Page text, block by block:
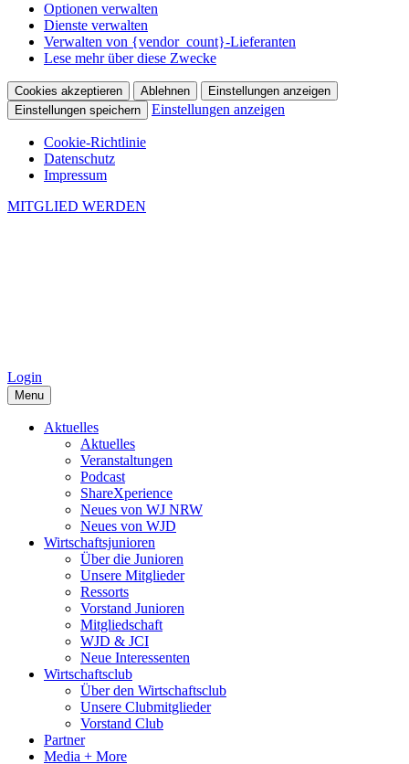
Optionen verwalten
Dienste verwalten
Verwalten von {vendor_count}-Lieferanten
Lese mehr über diese Zwecke
Cookies akzeptieren Ablehnen
Einstellungen anzeigen
Einstellungen speichern
Einstellungen anzeigen
Cookie-Richtlinie
Datenschutz
Impressum
MITGLIED WERDEN
Login
Menu
Aktuelles
Aktuelles
Veranstaltungen
Podcast
ShareXperience
Neues von WJ NRW
Neues von WJD
Wirtschaftsjunioren
Über die Junioren
Unsere Mitglieder
Ressorts
Vorstand Junioren
Mitgliedschaft
WJD & JCI
Neue Interessenten
Wirtschaftsclub
Über den Wirtschaftsclub
Unsere Clubmitglieder
Vorstand Club
Partner
Media + More